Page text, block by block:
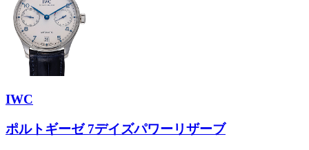
IWC
ポルトギーゼ 7デイズパワーリザーブ